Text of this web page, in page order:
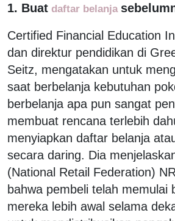
1. Buat daftar belanja
Certified Financial Education
dan direktur pendidikan di
Seitz, mengatakan untuk
saat berbelanja kebutuhan
berbelanja apa pun sangat
membuat rencana terlebih
menyiapkan daftar belanja
secara daring. Dia
(National Retail Federation)
bahwa pembeli telah memulai
mereka lebih awal selama